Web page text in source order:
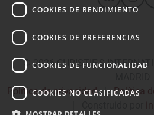
© 2026CHRISTIE'S
Política de privacidad
| Política
COOKIES DE RENDIMIENTO
COOKIES DE PREFERENCIAS
COOKIES DE FUNCIONALIDAD
COOKIES NO CLASIFICADAS